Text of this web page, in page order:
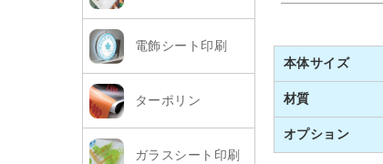
電飾シート印刷
ターポリン
ガラスシート印刷
本体サイズ
材質
オプション